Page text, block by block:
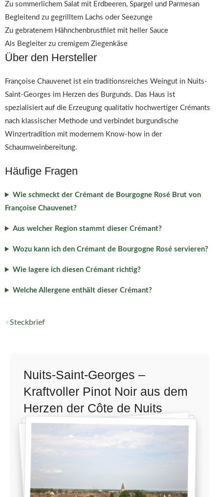
Zu sommerlichem Salat mit Erdbeeren, Spargel und Parmesan
Begleitend zu gegrilltem Lachs oder Seezunge
Zu gebratenem Hähnchenbrustfilet mit heller Sauce
Als Begleiter zu cremigem Ziegenkäse
Über den Hersteller
Françoise Chauvenet ist ein traditionsreiches Weingut in Nuits-
Saint-Georges im Herzen des Burgunds. Das Haus ist
spezialisiert auf die Erzeugung qualitativ hochwertiger Crémants
nach klassischer Methode und verbindet burgundische
Winzertradition mit modernem Know-how in der
Schaumweinbereitung.
Häufige Fragen
Wie schmeckt der Crémant de Bourgogne Rosé Brut von
Françoise Chauvenet?
Aus welcher Region stammt dieser Crémant?
Wozu kann ich den Crémant de Bourgogne Rosé servieren?
Wie lagere ich diesen Crémant richtig?
Welche Allergene enthält dieser Crémant?
Steckbrief
Nuits-Saint-Georges –
Kraftvoller Pinot Noir aus dem
Herzen der Côte de Nuits